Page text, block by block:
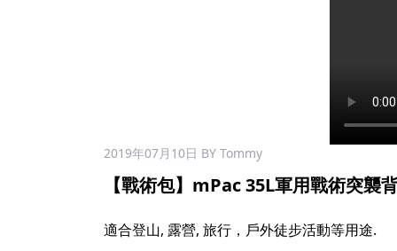
2019年07月10日 BY Tommy
【戰術包】mPac 35L軍用戰術突襲
適合登山, 露營, 旅行，戶外徒步活動等用途.